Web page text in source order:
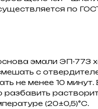
по
эмали ЭП-
с
не менее 10
(20±0,5)°С.